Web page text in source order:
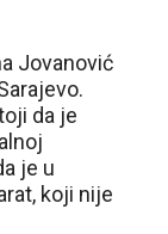
Jovanović
da je
je u
koji nije